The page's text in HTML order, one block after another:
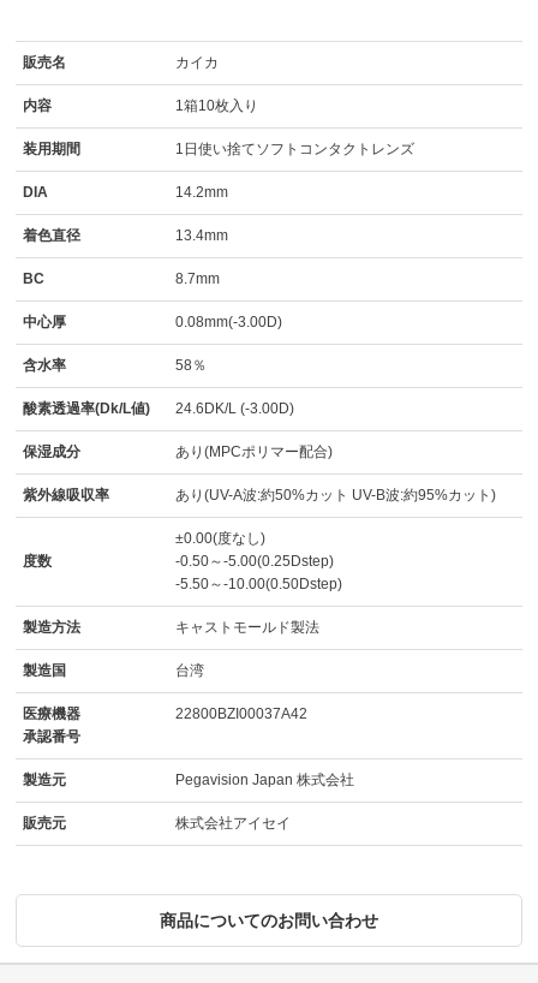
販売名 カイカ
内容 1箱10枚入り
装用期間 1日使い捨てソフトコンタクトレンズ
DIA 14.2mm
着色直径 13.4mm
BC 8.7mm
中心厚 0.08mm(-3.00D)
含水率 58％
酸素透過率(Dk/L値) 24.6DK/L (-3.00D)
保湿成分 あり(MPCポリマー配合)
紫外線吸収率 あり(UV-A波:約50%カット UV-B波:約95%カット)
度数
±0.00(度なし)
-0.50～-5.00(0.25Dstep)
-5.50～-10.00(0.50Dstep)
製造方法 キャストモールド製法
製造国 台湾
医療機器
承認番号
22800BZI00037A42
製造元 Pegavision Japan 株式会社
販売元 株式会社アイセイ
商品についてのお問い合わせ